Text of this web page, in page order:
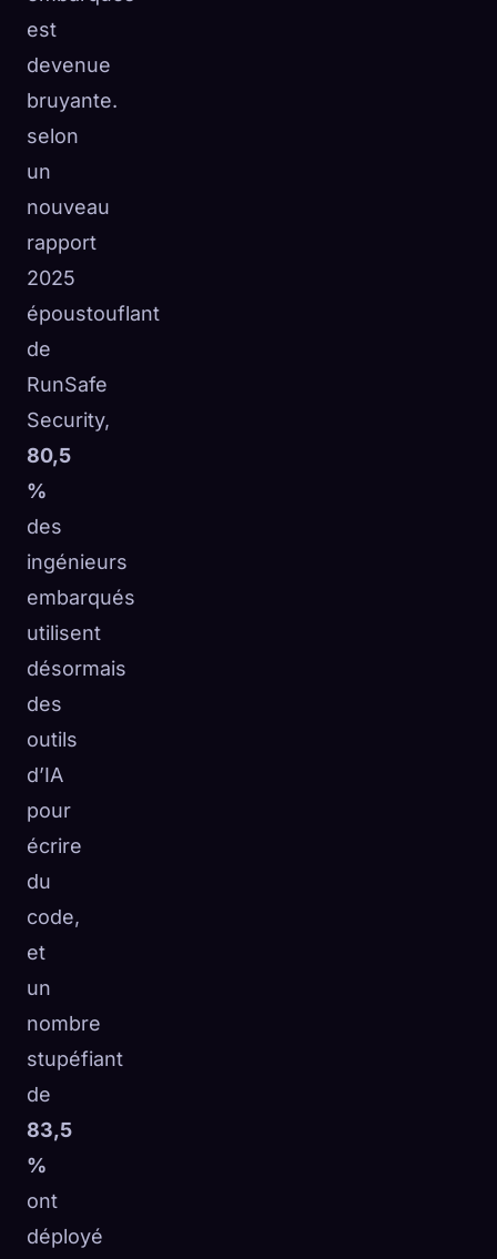
est
devenue
bruyante.
selon
un
nouveau
rapport
2025
époustouflant
de
RunSafe
Security,
80,5
%
des
ingénieurs
embarqués
utilisent
désormais
des
outils
d’IA
pour
écrire
du
code,
et
un
nombre
stupéfiant
de
83,5
%
ont
déployé
🧬Xeno Database
DÉCOUVERT